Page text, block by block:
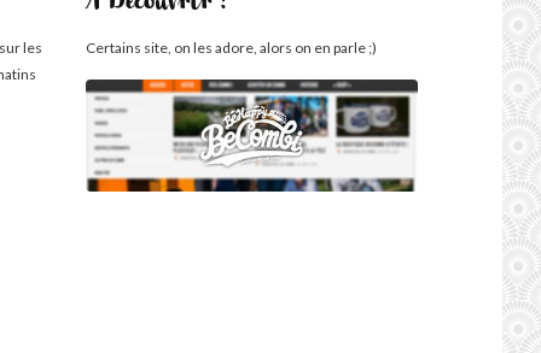
les
À Découvrir !
Certains site, on les adore, alors on en parle ;)